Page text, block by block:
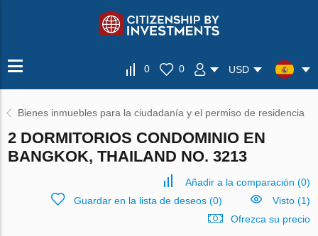
0 0 USD
Bienes inmuebles para la ciudadanía y el permiso de residencia
2 DORMITORIOS CONDOMINIO EN
BANGKOK, THAILAND NO. 3213
Añadir a la comparación (0)
Guardar en la lista de deseos(0)
Visto (1)
Ofrezca su precio